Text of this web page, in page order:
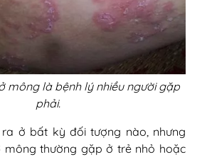
mông là bệnh lý nhiều người gặp
phải.
ở bất kỳ đối tượng nào, nhưng
thường gặp ở trẻ nhỏ hoặc